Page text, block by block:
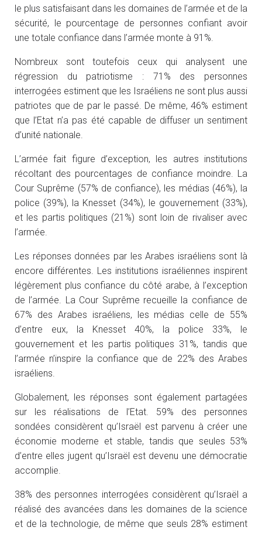
le plus satisfaisant dans les domaines de l’armée et de la
sécurité, le pourcentage de personnes confiant avoir
une totale confiance dans l’armée monte à 91%.
Nombreux sont toutefois ceux qui analysent une
régression du patriotisme : 71% des personnes
interrogées estiment que les Israéliens ne sont plus aussi
patriotes que de par le passé. De même, 46% estiment
que l’Etat n’a pas été capable de diffuser un sentiment
d’unité nationale.
L’armée fait figure d’exception, les autres institutions
récoltant des pourcentages de confiance moindre. La
Cour Suprême (57% de confiance), les médias (46%), la
police (39%), la Knesset (34%), le gouvernement (33%),
et les partis politiques (21%) sont loin de rivaliser avec
l’armée.
Les réponses données par les Arabes israéliens sont là
encore différentes. Les institutions israéliennes inspirent
légèrement plus confiance du côté arabe, à l’exception
de l’armée. La Cour Suprême recueille la confiance de
67% des Arabes israéliens, les médias celle de 55%
d’entre eux, la Knesset 40%, la police 33%, le
gouvernement et les partis politiques 31%, tandis que
l’armée n’inspire la confiance que de 22% des Arabes
israéliens.
Globalement, les réponses sont également partagées
sur les réalisations de l’Etat. 59% des personnes
sondées considèrent qu’Israël est parvenu à créer une
économie moderne et stable, tandis que seules 53%
d’entre elles jugent qu’Israël est devenu une démocratie
accomplie.
38% des personnes interrogées considèrent qu’Israël a
réalisé des avancées dans les domaines de la science
et de la technologie, de même que seuls 28% estiment